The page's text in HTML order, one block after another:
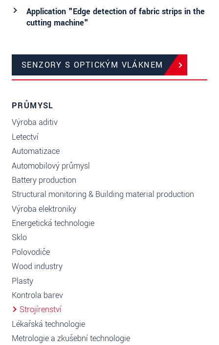
Application "Edge detection of fabric strips in the
cutting machine"
SENZORY S OPTICKÝM VLÁKNEM
PRŮMYSL
Výroba aditiv
Letectví
Automatizace
Automobilový průmysl
Battery production
Structural monitoring & Building material production
Výroba elektroniky
Energetická technologie
Sklo
Polovodiče
Wood industry
Plasty
Kontrola barev
Strojírenství
Lékařská technologie
Metrologie a zkušební technologie